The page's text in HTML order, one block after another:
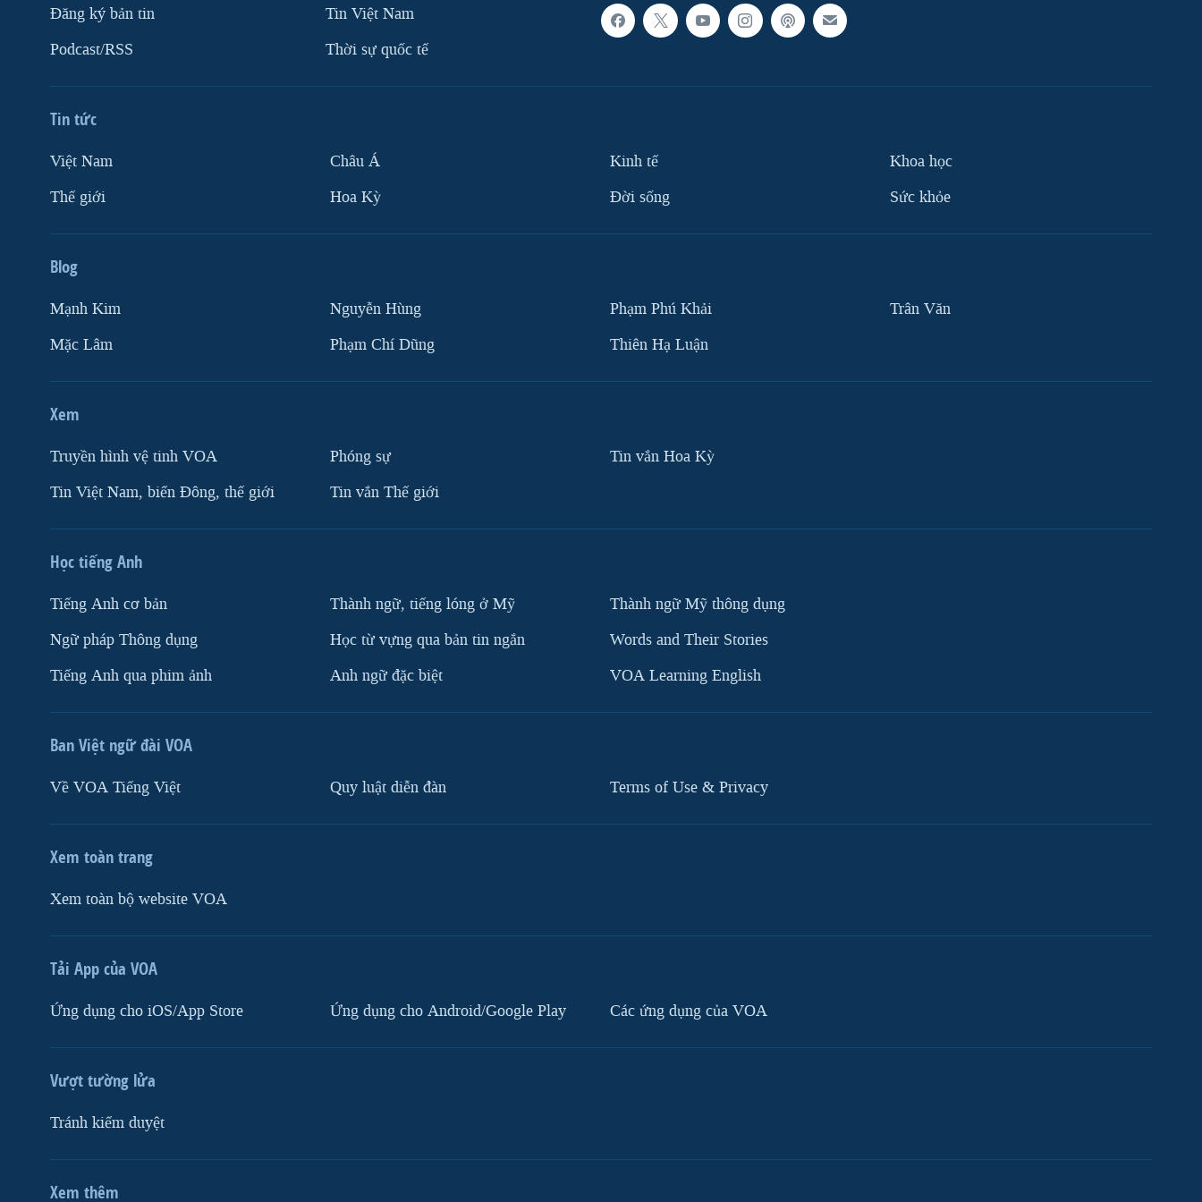
VIỆT NAM
NGƯ DÂN VIỆT VÀ LÀN SÓNG
TỪ NÔNG THÔN MỸ
Ðăng ký bản tin
Podcast/RSS
Tin Việt Nam
Thời sự quốc tế
Tin tức
Việt Nam
Thế giới
Châu Á
Hoa Kỳ
Kinh tế
Ðời sống
Khoa học
Sức khỏe
Blog
Mạnh Kim
Mặc Lâm
Nguyễn Hùng
Phạm Chí Dũng
Phạm Phú Khải
Thiên Hạ Luận
Trân Văn
Xem
Truyền hình vệ tinh VOA
Tin Việt Nam, biển Đông, thế giới
Phóng sự
Tin vắn Thế giới
Tin vắn Hoa Kỳ
Học tiếng Anh
Tiếng Anh cơ bản
Ngữ pháp Thông dụng
Tiếng Anh qua phim ảnh
Thành ngữ, tiếng lóng ở Mỹ
Học từ vựng qua bản tin ngắn
Anh ngữ đặc biệt
Thành ngữ Mỹ thông dụng
Words and Their Stories
VOA Learning English
Ban Việt ngữ đài VOA
Về VOA Tiếng Việt Quy luật diễn đàn Terms of Use & Privacy
Xem toàn trang
Xem toàn bộ website VOA
Tải App của VOA
Ứng dụng cho iOS/App Store Ứng dụng cho Android/Google Play Các ứng dụng của VOA
Vượt tường lửa
Tránh kiểm duyệt
Xem thêm